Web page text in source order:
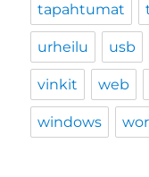
tapahtumat
urheilu usb
vinkit web
windows